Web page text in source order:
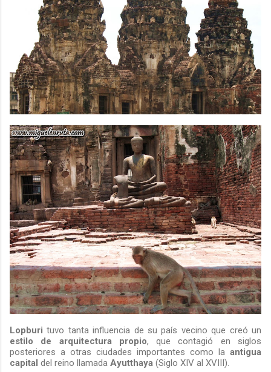
Lopburi tuvo tanta influencia de su país vecino que creó un
estilo de arquitectura propio, que contagió en siglos
posteriores a otras ciudades importantes como la antigua
capital del reino llamada Ayutthaya (Siglo XIV al XVIII).